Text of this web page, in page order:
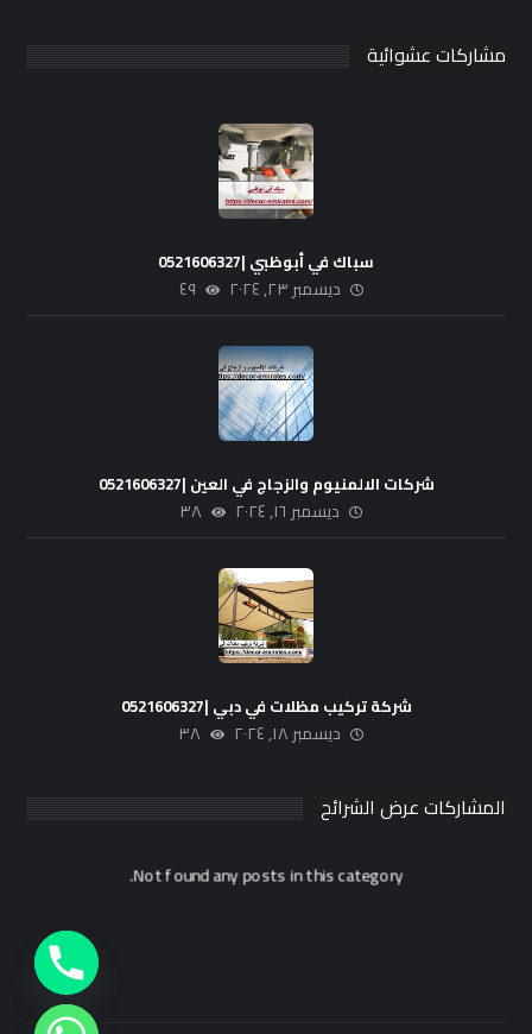
مشاركات عشوائية
سباك في أبوظبي |0521606327
ديسمبر ٢٣, ٢٠٢٤ ٤٩
شركات الالمنيوم والزجاج في العين |0521606327
ديسمبر ١٦, ٢٠٢٤ ٣٨
شركة تركيب مظلات في دبي |0521606327
ديسمبر ١٨, ٢٠٢٤ ٣٨
المشاركات عرض الشرائح
Not found any posts in this category.